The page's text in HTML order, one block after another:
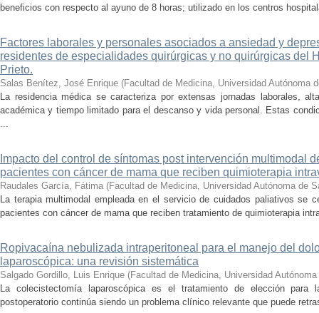
beneficios con respecto al ayuno de 8 horas; utilizado en los centros
Factores laborales y personales asociados a ansiedad y
residentes de especialidades quirúrgicas y no quirúrgicas del
Prieto.
Salas Benítez, José Enrique (Facultad de Medicina, Universidad Autónoma
La residencia médica se caracteriza por extensas jornadas laborales,
académica y tiempo limitado para el descanso y vida personal. Estas
...
Impacto del control de síntomas post intervención multimodal
pacientes con cáncer de mama que reciben quimioterapia
Raudales García, Fátima (Facultad de Medicina, Universidad Autónoma de
La terapia multimodal empleada en el servicio de cuidados paliativos se
pacientes con cáncer de mama que reciben tratamiento de quimioterapia
Ropivacaína nebulizada intraperitoneal para el manejo del
laparoscópica: una revisión sistemática
Salgado Gordillo, Luis Enrique (Facultad de Medicina, Universidad
La colecistectomía laparoscópica es el tratamiento de elección para
postoperatorio continúa siendo un problema clínico relevante que puede